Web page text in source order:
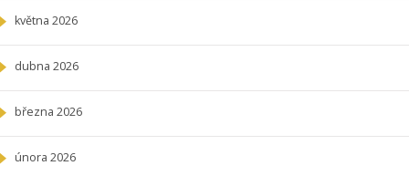
května 2026
dubna 2026
března 2026
února 2026